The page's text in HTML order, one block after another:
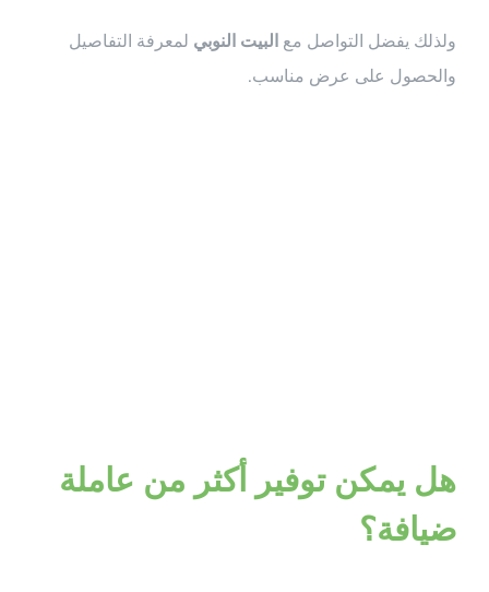
ولذلك يفضل التواصل مع البيت النوبي لمعرفة التفاصيل
والحصول على عرض مناسب.
هل يمكن توفير أكثر من عاملة
ضيافة؟